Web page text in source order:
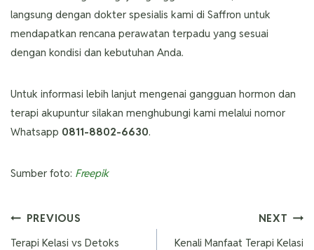
langsung dengan dokter spesialis kami di Saffron untuk
mendapatkan rencana perawatan terpadu yang sesuai
dengan kondisi dan kebutuhan Anda.
Untuk informasi lebih lanjut mengenai gangguan hormon dan
terapi akupuntur silakan menghubungi kami melalui nomor
Whatsapp 0811-8802-6630.
Sumber foto: Freepik
PREVIOUS
Terapi Kelasi vs Detoks
NEXT
Kenali Manfaat Terapi Kelasi